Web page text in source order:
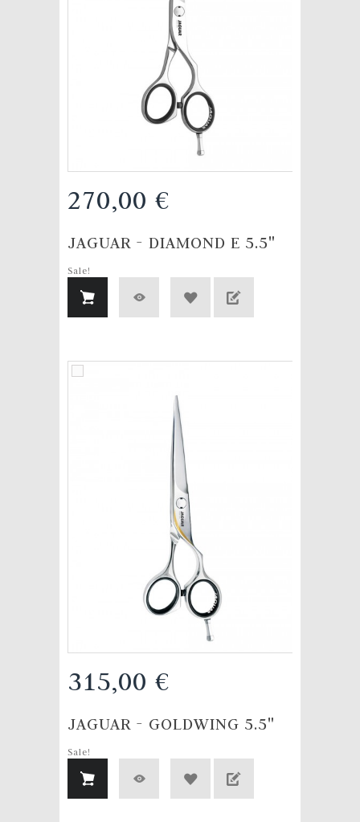
270,00 €
JAGUAR - DIAMOND E 5.5"
Sale!
315,00 €
JAGUAR - GOLDWING 5.5"
Sale!